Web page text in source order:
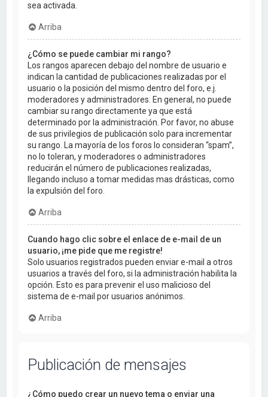
sea activada.
Arriba
¿Cómo se puede cambiar mi rango?
Los rangos aparecen debajo del nombre de usuario e
indican la cantidad de publicaciones realizadas por el
usuario o la posición del mismo dentro del foro, e.j.
moderadores y administradores. En general, no puede
cambiar su rango directamente ya que está
determinado por la administración. Por favor, no abuse
de sus privilegios de publicación solo para incrementar
su rango. La mayoría de los foros lo consideran “spam”,
no lo toleran, y moderadores o administradores
reducirán el número de publicaciones realizadas,
llegando incluso a tomar medidas mas drásticas, como
la expulsión del foro.
Arriba
Cuando hago clic sobre el enlace de e-mail de un
usuario, ¡me pide que me registre!
Solo usuarios registrados pueden enviar e-mail a otros
usuarios a través del foro, si la administración habilita la
opción. Esto es para prevenir el uso malicioso del
sistema de e-mail por usuarios anónimos.
Arriba
Publicación de mensajes
¿Cómo puedo crear un nuevo tema o enviar una